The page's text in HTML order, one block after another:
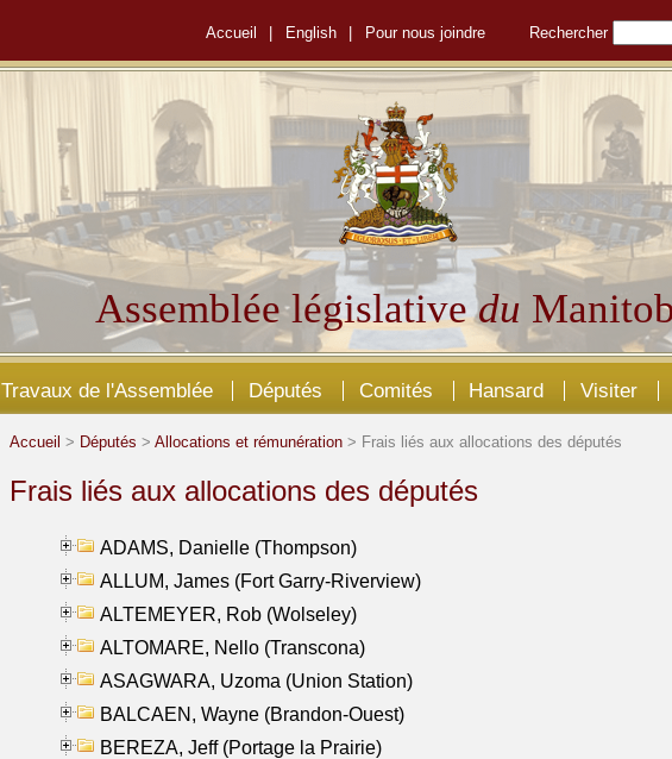
Accueil English Pour nous joindre Rechercher
Assemblée législativedu
Travaux de l'Assemblée Députés Comités Hansard Visiter
Accueil > Députés > Allocations et rémunération > Frais liés aux allocations des députés
Frais liés aux allocations des députés
ADAMS, Danielle (Thompson)
ALLUM, James (Fort Garry-Riverview)
ALTEMEYER, Rob (Wolseley)
ALTOMARE, Nello (Transcona)
ASAGWARA, Uzoma (Union Station)
BALCAEN, Wayne (Brandon-Ouest)
BEREZA, Jeff (Portage la Prairie)